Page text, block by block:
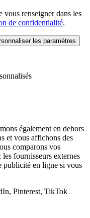
renseigner dans les
de confidentialité.
les paramètres
également en dehors
et vous affichons des
comparons vos
fournisseurs externes
publicité en ligne si vous
Pinterest, TikTok